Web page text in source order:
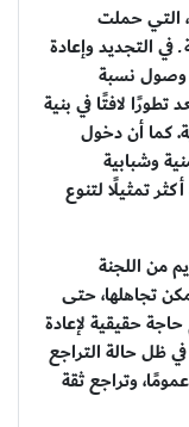
التي حملت
التجديد وإعادة
وصول نسبة
المركزية إلى نحو 50% يعد تطورًا لافتًا في بنية
كما أن دخول
وشبابية
تمثيلًا لتنوع
من اللجنة
تجاهلها، حتى
حقيقية لإعادة
ظل حالة التراجع
وتراجع ثقة